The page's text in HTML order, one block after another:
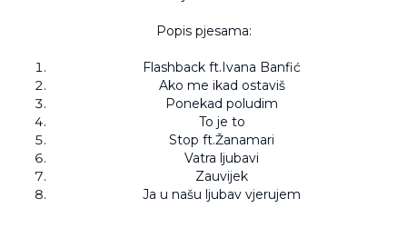
Popis pjesama:
Flashback ft.Ivana Banfić
Ako me ikad ostaviš
Ponekad poludim
To je to
Stop ft.Žanamari
Vatra ljubavi
Zauvijek
Ja u našu ljubav vjerujem